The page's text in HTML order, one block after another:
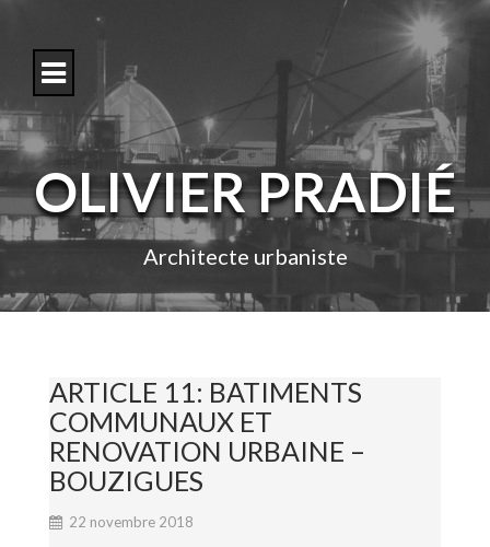
o
c
n
e
OLIVIER PRADIÉ
Architecte urbaniste
ARTICLE 11: BATIMENTS
COMMUNAUX ET
RENOVATION URBAINE –
BOUZIGUES
22 novembre 2018